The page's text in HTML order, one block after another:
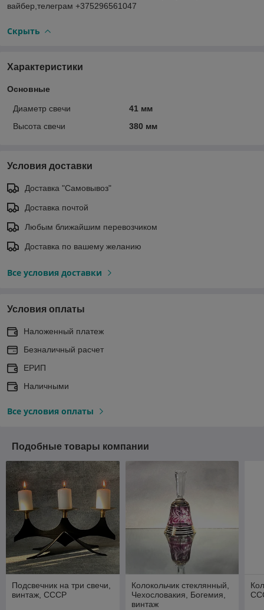
вайбер,телеграм +375296561047
Скрыть
Характеристики
Основные
Диаметр свечи
41 мм
Высота свечи
380 мм
Условия доставки
Доставка "Самовывоз"
Доставка почтой
Любым ближайшим перевозчиком
Доставка по вашему желанию
Все условия доставки
Условия оплаты
Наложенный платеж
Безналичный расчет
ЕРИП
Наличными
Все условия оплаты
Подобные товары компании
Подсвечник на три свечи,
винтаж, СССР
Колокольчик стеклянный,
Чехословакия, Богемия,
винтаж